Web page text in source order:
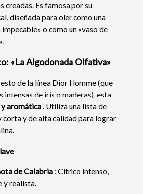
creadas. Es famosa por su
diseñada para oler como una
impecable» o como un «vaso de
«La Algodonada Olfativa»
de la línea Dior Homme (que
intensas de iris o maderas), esta
aromática. Utiliza una lista de
corta y de alta calidad para lograr
de Calabria : Cítrico intenso,
y realista.